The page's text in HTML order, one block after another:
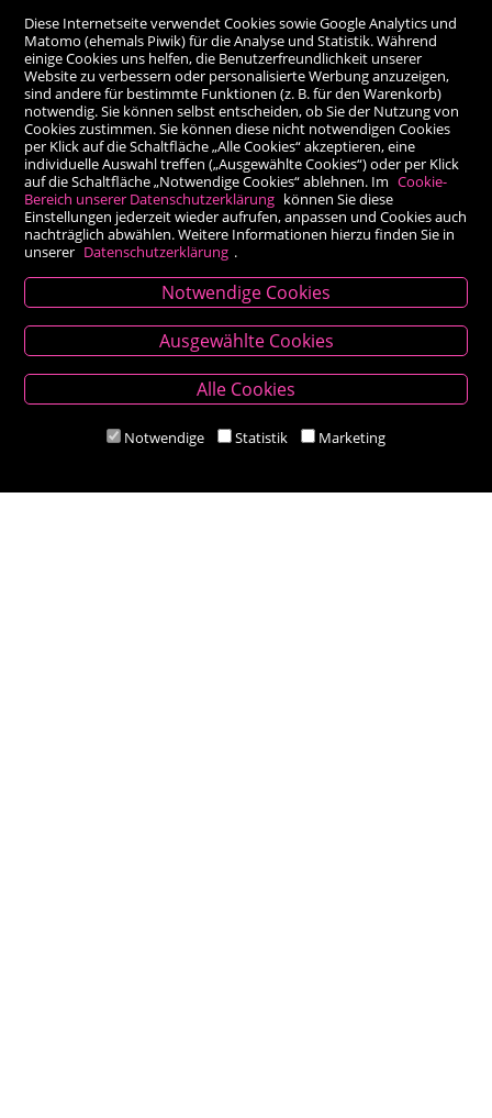
Kontakt
Besold Buch-Papier
Hauptplatz 14, 9300 St. Veit an der Glan
M:bestellung@besold.at
Diese Internetseite verwendet Cookies sowie Google Analytics und
Matomo (ehemals Piwik) für die Analyse und Statistik. Während
einige Cookies uns helfen, die Benutzerfreundlichkeit unserer
Website zu verbessern oder personalisierte Werbung anzuzeigen,
sind andere für bestimmte Funktionen (z. B. für den Warenkorb)
notwendig. Sie können selbst entscheiden, ob Sie der Nutzung von
Cookies zustimmen. Sie können diese nicht notwendigen Cookies
per Klick auf die Schaltfläche „Alle Cookies“ akzeptieren, eine
individuelle Auswahl treffen („Ausgewählte Cookies“) oder per Klick
auf die Schaltfläche „Notwendige Cookies“ ablehnen. Im Cookie-
Bereich unserer Datenschutzerklärung können Sie diese
Einstellungen jederzeit wieder aufrufen, anpassen und Cookies auch
nachträglich abwählen. Weitere Informationen hierzu finden Sie in
unserer Datenschutzerklärung .
Notwendige Cookies
Ausgewählte Cookies
Alle Cookies
Notwendige Statistik Marketing